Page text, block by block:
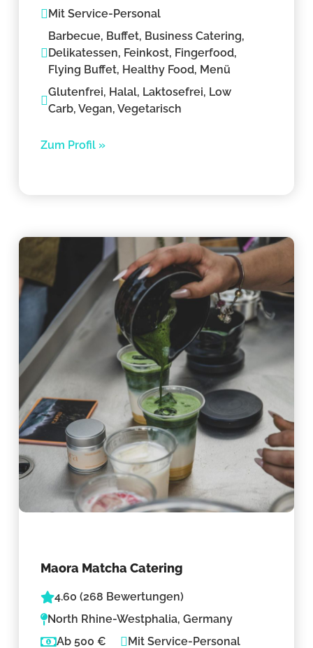
Mit Service-Personal
Barbecue, Buffet, Business Catering,
Delikatessen, Feinkost, Fingerfood,
Flying Buffet, Healthy Food, Menü
Glutenfrei, Halal, Laktosefrei, Low
Carb, Vegan, Vegetarisch
Zum Profil »
Maora Matcha Catering
4.60 (268 Bewertungen)
North Rhine-Westphalia, Germany
Ab 500 €
Mit Service-Personal